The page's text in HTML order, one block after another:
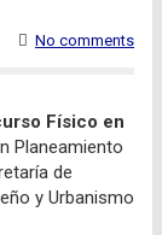
No comments
Físico en
Planeamiento
de
y Urbanismo